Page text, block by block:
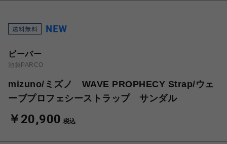
ビーバー
池袋PARCO
mizuno/ミズノ WAVE PROPHECY Strap/ウェ
ーブプロフェシーストラップ サンダル
￥20,900 税込